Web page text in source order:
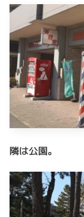
隣は公園。